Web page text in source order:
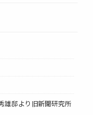
雄邸より旧新聞研究所